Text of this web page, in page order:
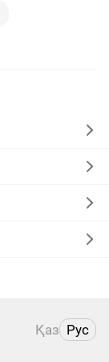
Қаз Рус